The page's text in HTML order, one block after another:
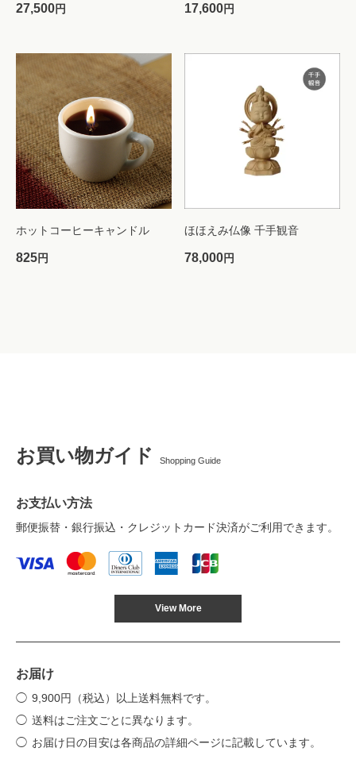
27,500円 17,600円
ホットコーヒーキャンドル
825円
ほほえみ仏像 千手観音
78,000円
お買い物ガイド Shopping Guide
お支払い方法
郵便振替・銀行振込・クレジットカード決済がご利用できます。
View More
お届け
9,900円（税込）以上送料無料です。
送料はご注文ごとに異なります。
お届け日の目安は各商品の詳細ページに記載しています。